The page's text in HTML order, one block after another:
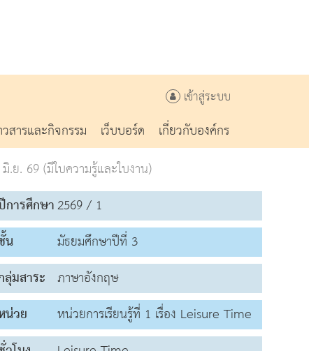
เข้าสู่ระบบ
สารและกิจกรรม เว็บบอร์ด
เกี่ยวกับองค์กร
ย. 69 (มีใบความรู้และใบงาน)
การศึกษา2569 / 1
น
มัธยมศึกษาปีที่ 3
ลุ่มสาระ ภาษาอังกฤษ
น่วย
หน่วยการเรียนรู้ที่ 1 เรื่อง Leisure Time